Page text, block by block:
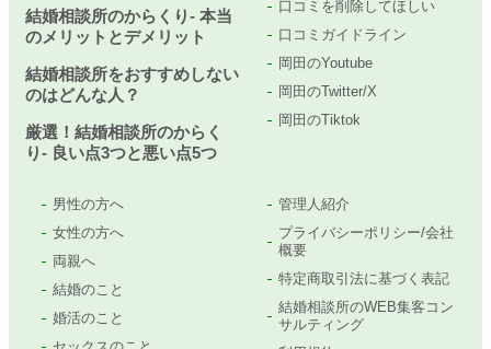
結婚相談所のからくり- 本当
のメリットとデメリット
結婚相談所をおすすめしない
のはどんな人？
厳選！結婚相談所のからく
り- 良い点3つと悪い点5つ
口コミを削除してほしい
口コミガイドライン
岡田のYoutube
岡田のTwitter/X
岡田のTiktok
男性の方へ
女性の方へ
両親へ
結婚のこと
婚活のこと
管理人紹介
プライバシーポリシー/会社
概要
特定商取引法に基づく表記
結婚相談所のWEB集客コン
サルティング